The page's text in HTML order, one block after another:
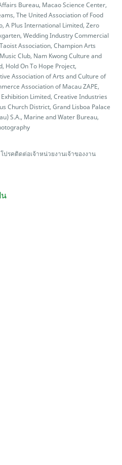
Bureau, Macao Science Center,
The United Association of Food
A Plus International Limited, Zero
Wedding Industry Commercial
Association, Champion Arts
Club, Nam Kwong Culture and
Hold On To Hope Project,
Association of Arts and Culture of
Association of Macau ZAPE,
Limited, Creative Industries
Church District, Grand Lisboa Palace
S.A., Marine and Water Bureau,
ปรคติดต่อเจ้าหน่วยงานเจ้าของงาน